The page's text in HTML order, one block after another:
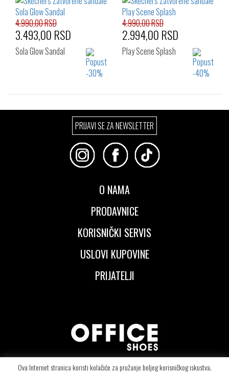
26
Izaberi željeni broj:
25
4.990,00 RSD
3.493,00 RSD
Sola Glow Sandal
Izaberi željeni broj:
22
25
4.990,00 RSD
2.994,00 RSD
Play Scene Splash
PRIJAVI SE ZA NEWSLETTER
O NAMA
PRODAVNICE
KORISNIČKI SERVIS
USLOVI KUPOVINE
PRIJATELJI
Ova Internet stranica koristi kolačiće za pružanje boljeg korisničkog iskustva.